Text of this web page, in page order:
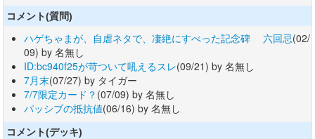
コメント(質問)
ハゲちゃまが、自虐ネタで、凄絶にすべった記念碑 六回忌(02/
09) by 名無し
ID:bc940f25が苛ついて吼えるスレ(09/21) by 名無し
7月末(07/27) by タイガー
7/7限定カード？ (07/09) by 名無し
パッシブの抵抗値(06/16) by 名無し
コメント(デッキ)